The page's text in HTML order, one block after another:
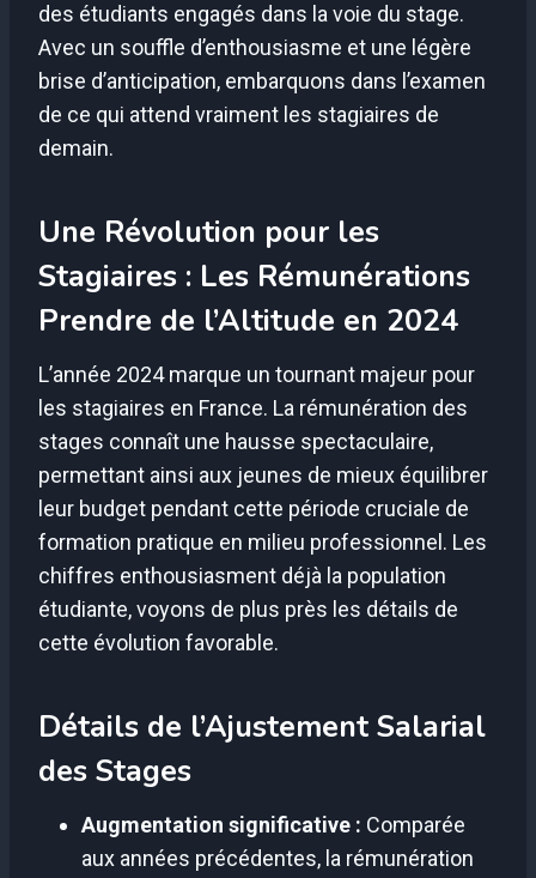
des étudiants engagés dans la voie du stage.
Avec un souffle d’enthousiasme et une légère
brise d’anticipation, embarquons dans l’examen
de ce qui attend vraiment les stagiaires de
demain.
Une Révolution pour les
Stagiaires : Les Rémunérations
Prendre de l’Altitude en 2024
L’année 2024 marque un tournant majeur pour
les stagiaires en France. La rémunération des
stages connaît une hausse spectaculaire,
permettant ainsi aux jeunes de mieux équilibrer
leur budget pendant cette période cruciale de
formation pratique en milieu professionnel. Les
chiffres enthousiasment déjà la population
étudiante, voyons de plus près les détails de
cette évolution favorable.
Détails de l’Ajustement Salarial
des Stages
Augmentation significative : Comparée
aux années précédentes, la rémunération